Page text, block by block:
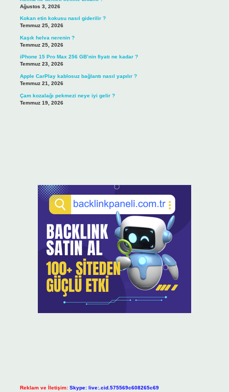
Ağustos 3, 2026
Kokan etin kokusu nasıl giderilir ?
Temmuz 25, 2026
Kaşık helva nerenin ?
Temmuz 25, 2026
iPhone 15 Pro Max 256 GB’nin fiyatı ne kadar ?
Temmuz 23, 2026
Apple CarPlay kablosuz bağlantı nasıl yapılır ?
Temmuz 21, 2026
Çam kozalağı pekmezi neye iyi gelir ?
Temmuz 19, 2026
Reklam ve İletişim: Skype: live:.cid.575569c608265c69